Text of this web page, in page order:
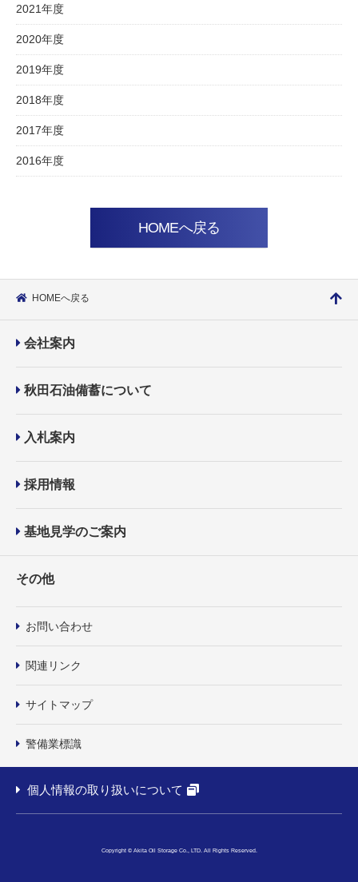
2021年度
2020年度
2019年度
2018年度
2017年度
2016年度
HOMEへ戻る
HOMEへ戻る
会社案内
秋田石油備蓄について
入札案内
採用情報
基地見学のご案内
その他
お問い合わせ
関連リンク
サイトマップ
警備業標識
個人情報の取り扱いについて
Copyright © Akita Oil Storage Co., LTD. All Rights Reserved.